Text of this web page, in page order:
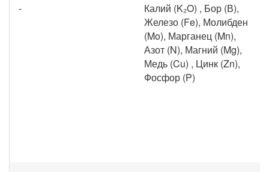
-
Калий (K₂O) , Бор (В),
Железо (Fe), Молибден
(Mo), Марганец (Mn),
Азот (N), Магний (Mg),
Медь (Cu) , Цинк (Zn),
Фосфор (P)